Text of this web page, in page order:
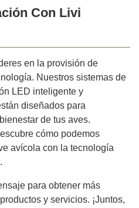
Con Livi
en la provisión de
Nuestros sistemas de
LED inteligente y
diseñados para
de tus aves.
cómo podemos
avícola con la tecnología
para obtener más
y servicios. ¡Juntos,